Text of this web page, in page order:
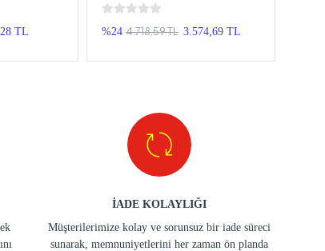
TL %24 4.718,59 TL 3.574,69 TL
İADE KOLAYLIĞI
Müşterilerimize kolay ve sorunsuz bir iade süreci
sunarak, memnuniyetlerini her zaman ön planda